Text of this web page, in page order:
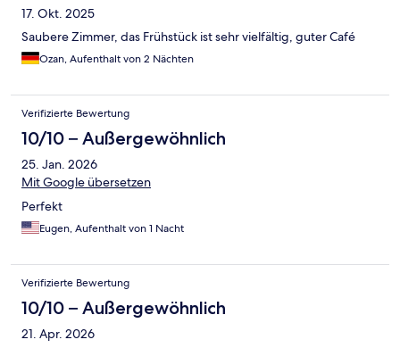
17. Okt. 2025
Saubere Zimmer, das Frühstück ist sehr vielfältig, guter Café
Ozan, Aufenthalt von 2 Nächten
Verifizierte Bewertung
10/10 – Außergewöhnlich
25. Jan. 2026
Mit Google übersetzen
Perfekt
Eugen, Aufenthalt von 1 Nacht
Verifizierte Bewertung
10/10 – Außergewöhnlich
21. Apr. 2026